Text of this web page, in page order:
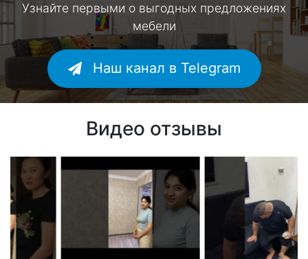
Узнайте первыми о выгодных предложениях
мебели
Наш канал в Telegram
Видео отзывы